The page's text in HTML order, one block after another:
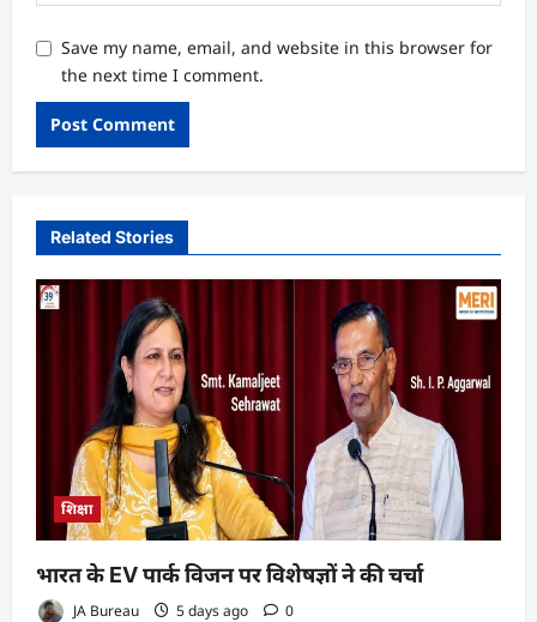
Save my name, email, and website in this browser for
the next time I comment.
Related Stories
शिक्षा
भारत के EV पार्क विजन पर विशेषज्ञों ने की चर्चा
JA Bureau 5 days ago 0